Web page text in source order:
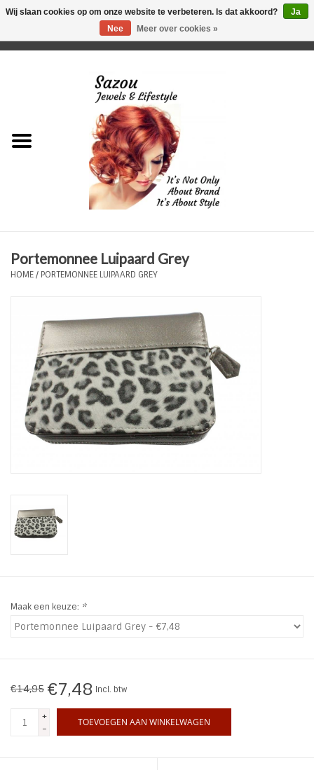
Just for Him
Plus Size Sieraden
Tassen en meer
Haaraccesoires
Zonnebrillen
Charmin*s
SALE
Portemonnee Luipaard Grey
HOME/ PORTEMONNEE LUIPAARD GREY
Maak een keuze: *
€14,95 €7,48 Incl. btw
+
-
TOEVOEGEN AAN WINKELWAGEN
Wij slaan cookies op om onze website te verbeteren. Is dat akkoord?
Ja
Nee
Meer over cookies »